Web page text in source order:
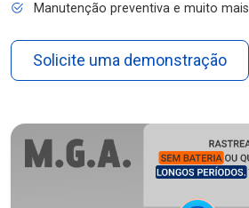
Manutenção preventiva e muito mais
Solicite uma demonstração